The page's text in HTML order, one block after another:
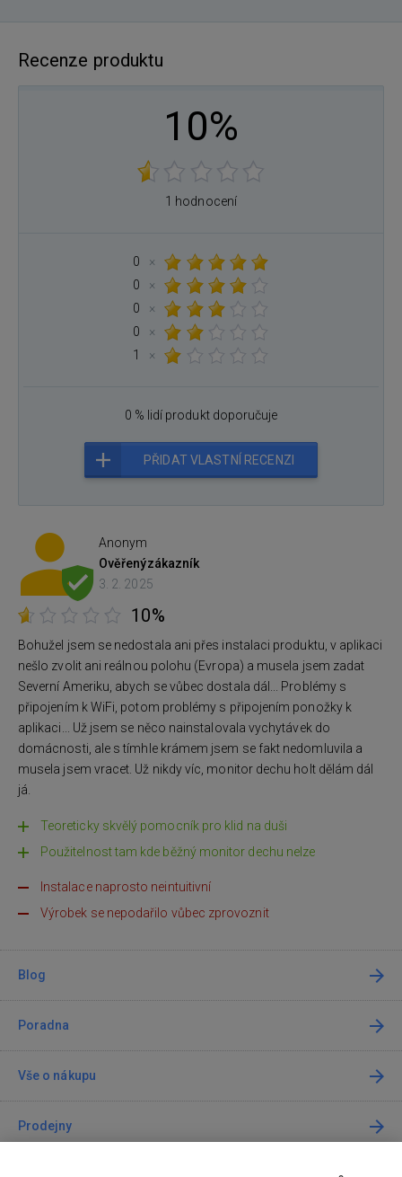
Recenze produktu
10%
1 hodnocení
0
×
0
×
0
×
0
×
1
×
0 % lidí produkt doporučuje
PŘIDAT VLASTNÍ RECENZI
Anonym
Ověřenýzákazník
3. 2. 2025
10%
Bohužel jsem se nedostala ani přes instalaci produktu, v aplikaci
nešlo zvolit ani reálnou polohu (Evropa) a musela jsem zadat
Severní Ameriku, abych se vůbec dostala dál... Problémy s
připojením k WiFi, potom problémy s připojením ponožky k
aplikaci... Už jsem se něco nainstalovala vychytávek do
domácnosti, ale s tímhle krámem jsem se fakt nedomluvila a
musela jsem vracet. Už nikdy víc, monitor dechu holt dělám dál
já.
Teoreticky skvělý pomocník pro klid na duši
Použitelnost tam kde běžný monitor dechu nelze
Instalace naprosto neintuitivní
Výrobek se nepodařilo vůbec zprovoznit
Blog
Poradna
Vše o nákupu
Prodejny